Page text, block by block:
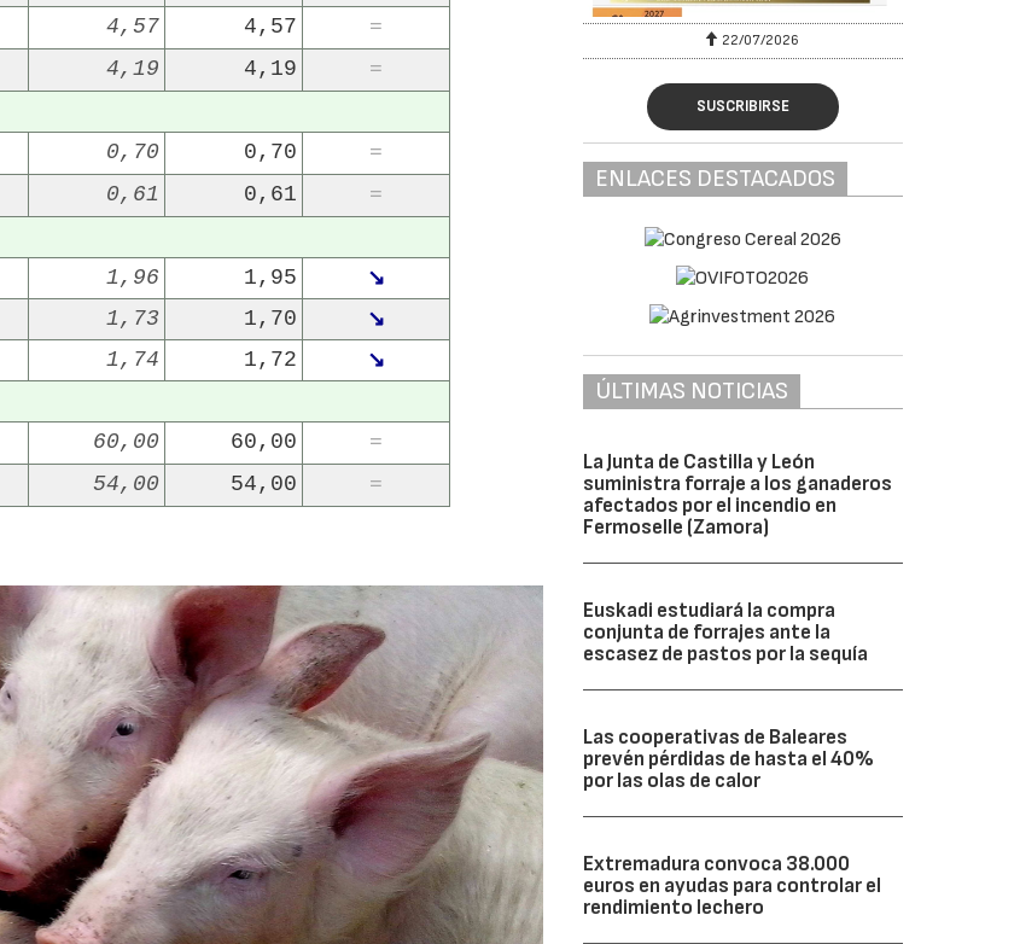
4,57 4,57
=
4,19 4,19
=
0,70 0,70
=
0,61 0,61
=
1,96 1,95
↘
1,73 1,70
↘
1,74 1,72
↘
60,00 60,00
=
54,00 54,00 =
22/07/2026 22/07/2026
SUSCRIBIRSE
ENLACES DESTACADOS
ÚLTIMAS NOTICIAS
La Junta de Castilla y León
suministra forraje a los ganaderos
afectados por el incendio en
Fermoselle (Zamora)
Euskadi estudiará la compra
conjunta de forrajes ante la
escasez de pastos por la sequía
Las cooperativas de Baleares
prevén pérdidas de hasta el 40%
por las olas de calor
Extremadura convoca 38.000
euros en ayudas para controlar el
rendimiento lechero